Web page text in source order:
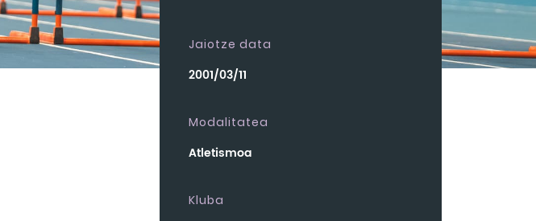
Jaiotze data
2001/03/11
Modalitatea
Atletismoa
Kluba